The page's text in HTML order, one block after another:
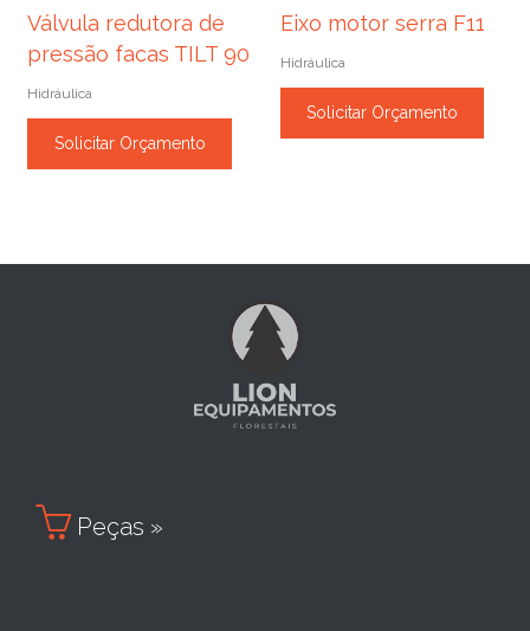
Válvula redutora de
pressão facas TILT 90
Hidráulica
Solicitar Orçamento
Eixo motor serra F11
Hidráulica
Solicitar Orçamento
 Peças »